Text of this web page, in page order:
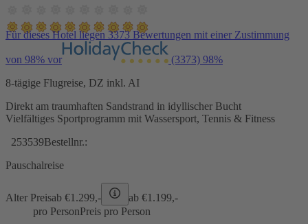
Für dieses Hotel liegen 3373 Bewertungen mit einer Zustimmung
von 98% vor (3373) 98%
8-tägige Flugreise, DZ inkl. AI
Direkt am traumhaften Sandstrand in idyllischer Bucht
Vielfältiges Sportprogramm mit Wassersport, Tennis & Fitness
253539Bestellnr.:
Pauschalreise
Alter Preisab €1.299,- ab €1.199,-
pro PersonPreis pro Person